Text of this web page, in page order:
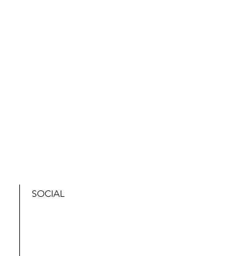
SOCIAL